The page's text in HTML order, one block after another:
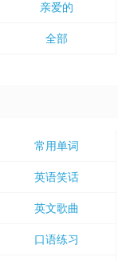
亲爱的
全部
常用单词
英语笑话
英文歌曲
口语练习